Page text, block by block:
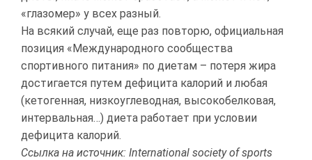
«глазомер» у всех разный.
На всякий случай, еще раз повторю, официальная
позиция «Международного сообщества
спортивного питания» по диетам – потеря жира
достигается путем дефицита калорий и любая
(кетогенная, низкоуглеводная, высокобелковая,
интервальная…) диета работает при условии
дефицита калорий.
Ссылка на источник: International society of sports